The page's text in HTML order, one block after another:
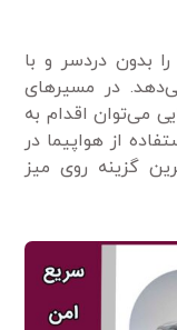
بدون دردسر و با
در مسیرهای
می‌توان اقدام به
از هواپیما در
گزینه روی میز